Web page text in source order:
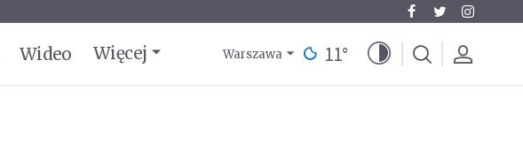
Wideo Więcej Warszawa 11°